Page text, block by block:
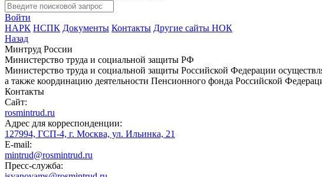
Войти
НАРК НСПК Документы Контакты Другие сайты НОК
Назад
Минтруд России
Министерство труда и социальной защиты РФ
Министерство труда и социальной защиты Российской Федерации
а также координацию деятельности Пенсионного фонда Российской
Контакты
Сайт:
rosmintrud.ru
Адрес для корреспонденции:
127994, ГСП-4, г. Москва, ул. Ильинка, 21
E-mail:
mintrud@rosmintrud.ru
Пресс-служба: